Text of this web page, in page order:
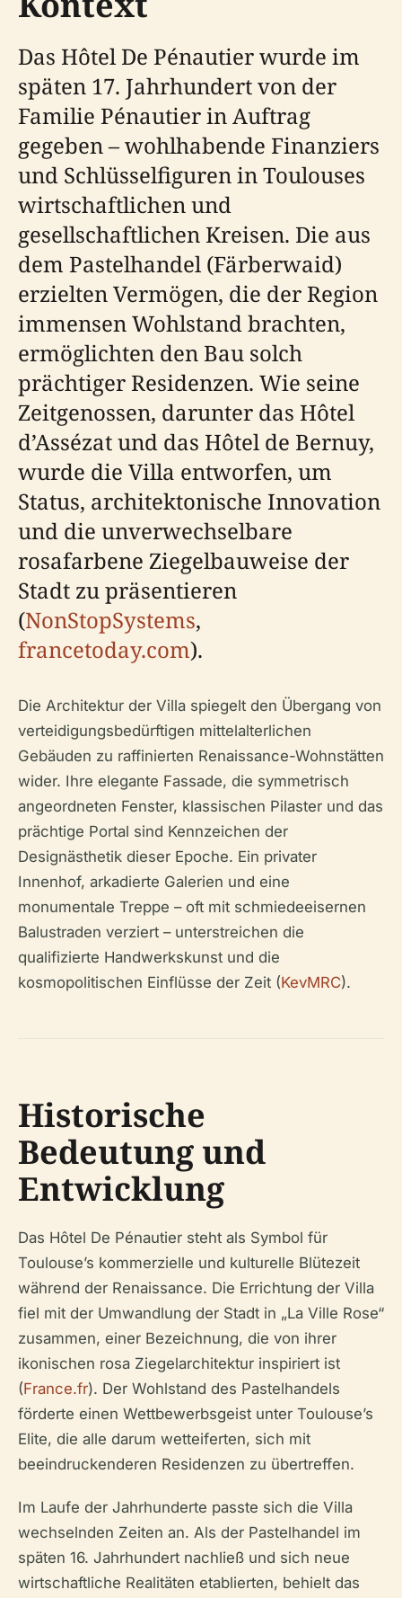
Das Hôtel De Pénautier wurde im
späten 17. Jahrhundert von der
Familie Pénautier in Auftrag
gegeben – wohlhabende Finanziers
und Schlüsselfiguren in Toulouses
wirtschaftlichen und
gesellschaftlichen Kreisen. Die aus
dem Pastelhandel (Färberwaid)
erzielten Vermögen, die der Region
immensen Wohlstand brachten,
ermöglichten den Bau solch
prächtiger Residenzen. Wie seine
Zeitgenossen, darunter das Hôtel
d’Assézat und das Hôtel de Bernuy,
wurde die Villa entworfen, um
Status, architektonische Innovation
und die unverwechselbare
rosafarbene Ziegelbauweise der
Stadt zu präsentieren
(NonStopSystems,
francetoday.com).
Die Architektur der Villa spiegelt den Übergang von
verteidigungsbedürftigen mittelalterlichen
Gebäuden zu raffinierten Renaissance-Wohnstätten
wider. Ihre elegante Fassade, die symmetrisch
angeordneten Fenster, klassischen Pilaster und das
prächtige Portal sind Kennzeichen der
Designästhetik dieser Epoche. Ein privater
Innenhof, arkadierte Galerien und eine
monumentale Treppe – oft mit schmiedeeisernen
Balustraden verziert – unterstreichen die
qualifizierte Handwerkskunst und die
kosmopolitischen Einflüsse der Zeit (KevMRC).
Historische
Bedeutung und
Entwicklung
Das Hôtel De Pénautier steht als Symbol für
Toulouse’s kommerzielle und kulturelle Blütezeit
während der Renaissance. Die Errichtung der Villa
fiel mit der Umwandlung der Stadt in „La Ville Rose“
zusammen, einer Bezeichnung, die von ihrer
ikonischen rosa Ziegelarchitektur inspiriert ist
(France.fr). Der Wohlstand des Pastelhandels
förderte einen Wettbewerbsgeist unter Toulouse’s
Elite, die alle darum wetteiferten, sich mit
beeindruckenderen Residenzen zu übertreffen.
Im Laufe der Jahrhunderte passte sich die Villa
wechselnden Zeiten an. Als der Pastelhandel im
späten 16. Jahrhundert nachließ und sich neue
wirtschaftliche Realitäten etablierten, behielt das